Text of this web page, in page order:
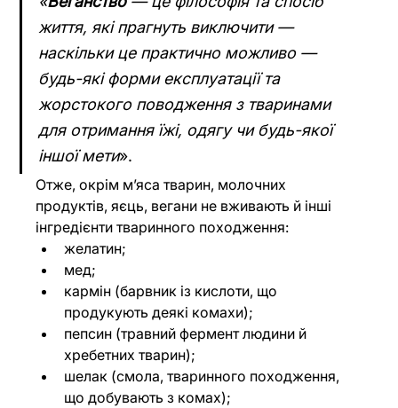
життя, які прагнуть виключити —
наскільки це практично можливо —
будь-які форми експлуатації та
жорстокого поводження з тваринами
для отримання їжі, одягу чи будь-якої
іншої мети».
Отже, окрім м’яса тварин, молочних
продуктів, яєць, вегани не вживають й інші
інгредієнти тваринного походження:
желатин;
мед;
кармін (барвник із кислоти, що
продукують деякі комахи);
пепсин (травний фермент людини й
хребетних тварин);
шелак (смола, тваринного походження,
що добувають з комах);